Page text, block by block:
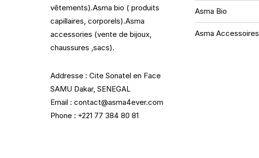
vêtements).Asma bio ( produits
capillaires, corporels).Asma
accessories (vente de bijoux,
chaussures ,sacs).
Addresse : Cite Sonatel en Face
SAMU Dakar, SENEGAL
Email : contact@asma4ever.com
Phone : +221 77 384 80 81
Asma Bio
Asma Accessoires